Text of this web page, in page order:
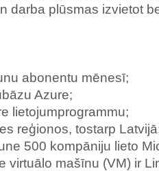
darba plūsmas izvietot
abonentu mēnesī;
Azure;
lietojumprogrammu;
reģionos, tostarp
500 kompāniju lieto
virtuālo mašīnu (VM) ir